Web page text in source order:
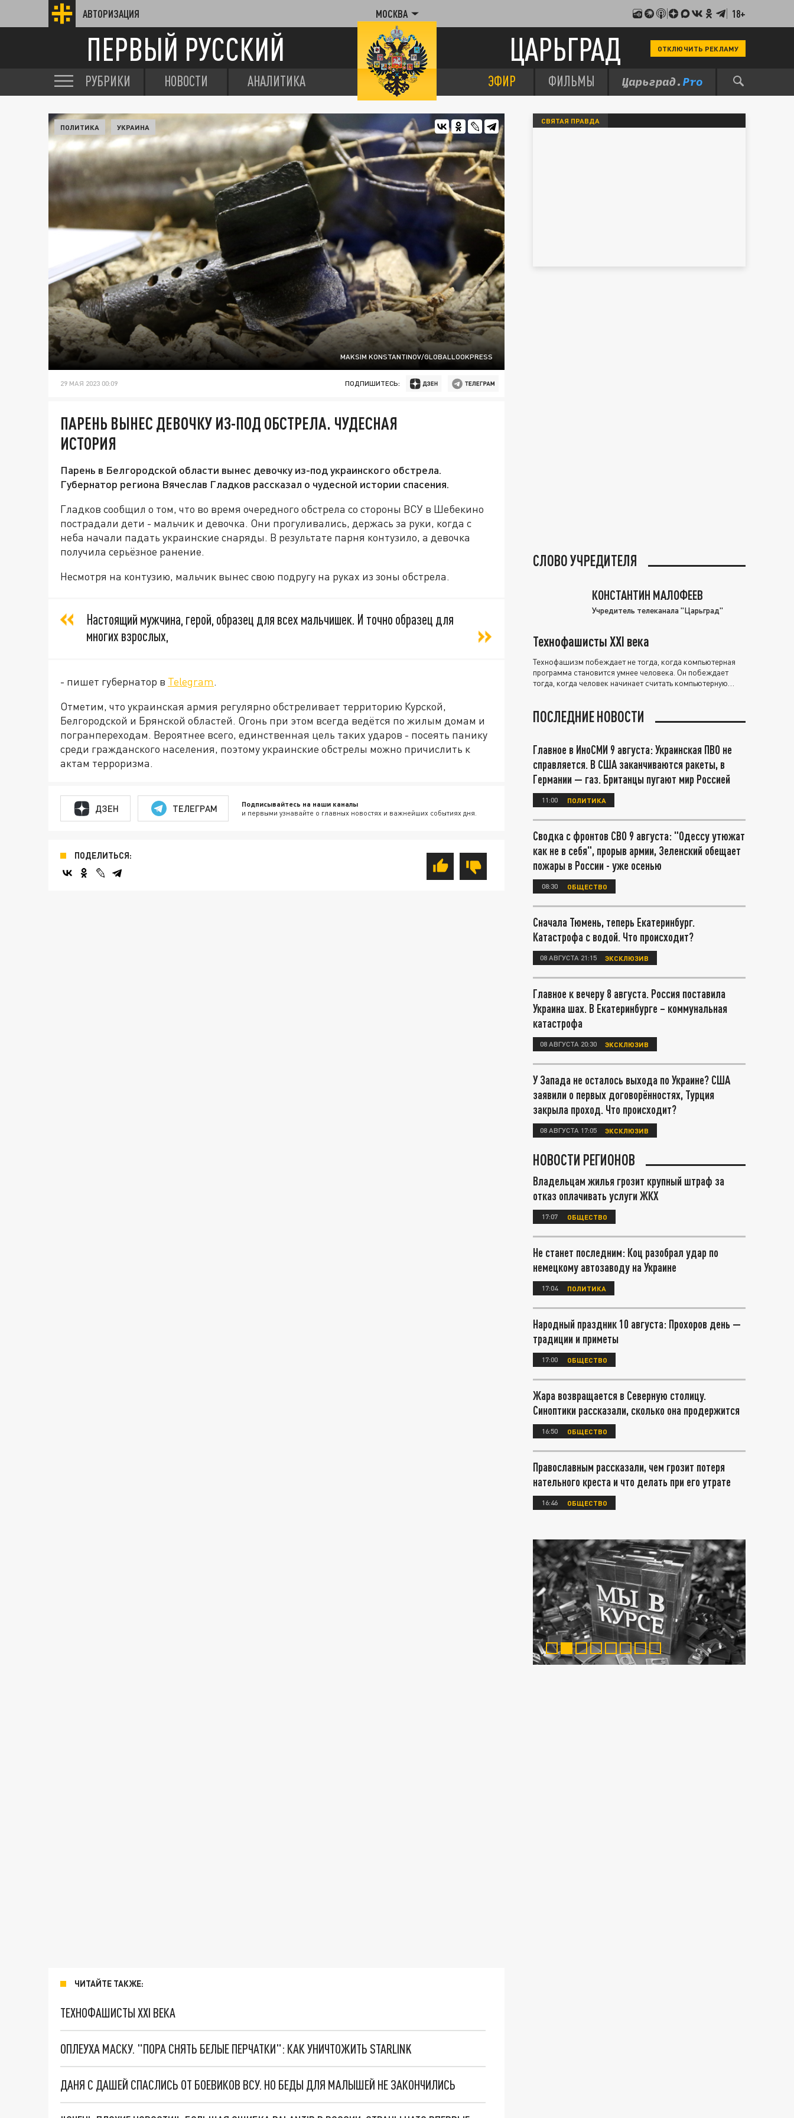
АВТОРИЗАЦИЯ МОСКВА 18+
ПЕРВЫЙ РУССКИЙ ЦАРЬГРАД ОТКЛЮЧИТЬ РЕКЛАМУ
РУБРИКИ НОВОСТИ АНАЛИТИКА ЭФИР ФИЛЬМЫ
MAKSIM KONSTANTINOV/GLOBALLOOKPRESS
ПОЛИТИКА УКРАИНА
29 МАЯ 2023 00:09 ПОДПИШИТЕСЬ:
ПАРЕНЬ ВЫНЕС ДЕВОЧКУ ИЗ-ПОД ОБСТРЕЛА. ЧУДЕСНАЯ
ИСТОРИЯ
Парень в Белгородской области вынес девочку из-под украинского обстрела.
Губернатор региона Вячеслав Гладков рассказал о чудесной истории спасения.
Гладков сообщил о том, что во время очередного обстрела со стороны ВСУ в Шебекино
пострадали дети - мальчик и девочка. Они прогуливались, держась за руки, когда с
неба начали падать украинские снаряды. В результате парня контузило, а девочка
получила серьёзное ранение.
Несмотря на контузию, мальчик вынес свою подругу на руках из зоны обстрела.
Настоящий мужчина, герой, образец для всех мальчишек. И точно образец для
многих взрослых,
- пишет губернатор в Telegram.
Отметим, что украинская армия регулярно обстреливает территорию Курской,
Белгородской и Брянской областей. Огонь при этом всегда ведётся по жилым домам и
погранпереходам. Вероятнее всего, единственная цель таких ударов - посеять панику
среди гражданского населения, поэтому украинские обстрелы можно причислить к
актам терроризма.
ДЗЕН ТЕЛЕГРАМ Подписывайтесь на наши каналы
и первыми узнавайте о главных новостях и важнейших событиях дня.
ПОДЕЛИТЬСЯ:
ЧИТАЙТЕ ТАКЖЕ:
ТЕХНОФАШИСТЫ XXI ВЕКА
ОПЛЕУХА МАСКУ. "ПОРА СНЯТЬ БЕЛЫЕ ПЕРЧАТКИ": КАК УНИЧТОЖИТЬ STARLINK
ДАНЯ С ДАШЕЙ СПАСЛИСЬ ОТ БОЕВИКОВ ВСУ. НО БЕДЫ ДЛЯ МАЛЫШЕЙ НЕ ЗАКОНЧИЛИСЬ
СВЯТАЯ ПРАВДА
СЛОВО УЧРЕДИТЕЛЯ
КОНСТАНТИН МАЛОФЕЕВ
Учредитель телеканала "Царьград"
Технофашисты XXI века
Технофашизм побеждает не тогда, когда компьютерная
программа становится умнее человека. Он побеждает
тогда, когда человек начинает считать компьютерную
ПОСЛЕДНИЕ НОВОСТИ
Главное в ИноСМИ 9 августа: Украинская ПВО не
справляется. В США заканчиваются ракеты, в
Германии — газ. Британцы пугают мир Россией
11:00 ПОЛИТИКА
Сводка с фронтов СВО 9 августа: "Одессу утюжат
как не в себя", прорыв армии, Зеленский обещает
пожары в России - уже осенью
08:30 ОБЩЕСТВО
Сначала Тюмень, теперь Екатеринбург.
Катастрофа с водой. Что происходит?
08 АВГУСТА 21:15 ЭКСКЛЮЗИВ
Главное к вечеру 8 августа. Россия поставила
Украина шах. В Екатеринбурге – коммунальная
катастрофа
08 АВГУСТА 20:30 ЭКСКЛЮЗИВ
У Запада не осталось выхода по Украине? США
заявили о первых договорённостях, Турция
закрыла проход. Что происходит?
08 АВГУСТА 17:05 ЭКСКЛЮЗИВ
НОВОСТИ РЕГИОНОВ
Владельцам жилья грозит крупный штраф за
отказ оплачивать услуги ЖКХ
17:07 ОБЩЕСТВО
Не станет последним: Коц разобрал удар по
немецкому автозаводу на Украине
17:04 ПОЛИТИКА
Народный праздник 10 августа: Прохоров день —
традиции и приметы
17:00 ОБЩЕСТВО
Жара возвращается в Северную столицу.
Синоптики рассказали, сколько она продержится
16:50 ОБЩЕСТВО
Православным рассказали, чем грозит потеря
нательного креста и что делать при его утрате
16:46 ОБЩЕСТВО